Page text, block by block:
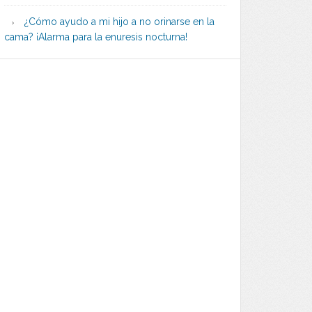
¿Cómo ayudo a mi hijo a no orinarse en la
cama? ¡Alarma para la enuresis nocturna!